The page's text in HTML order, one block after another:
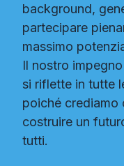
background,
partecipare
massimo
Il nostro
si riflette in tutte
poiché crediamo
costruire un
tutti.